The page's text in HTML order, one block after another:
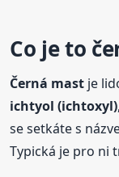
Co je to
Černá mast je
ichtyol (ichtoxyl)
se setkáte s
Typická je pro ni